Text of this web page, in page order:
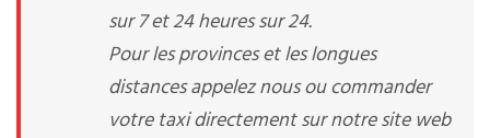
sur 7 et 24 heures sur 24.
Pour les provinces et les longues
distances appelez nous ou commander
votre taxi directement sur notre site web